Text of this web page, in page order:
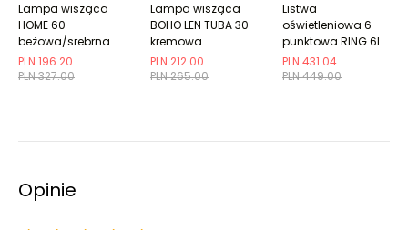
PLN 327.00
PLN 196.20
Lampa wisząca
HOME 60
beżowa/srebrna
PLN 265.00
PLN 212.00
Lampa wisząca
BOHO LEN TUBA 30
kremowa
PLN 449.00
PLN 431.04
Listwa
oświetleniowa 6
punktowa RING 6L
biały
Opinie